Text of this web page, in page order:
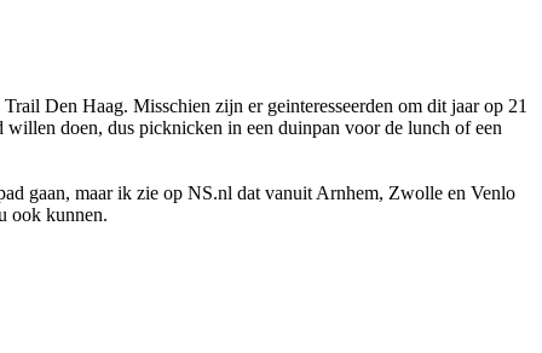
Den Haag. Misschien zijn er geinteresseerden om dit jaar op 21
doen, dus picknicken in een duinpan voor de lunch of een
gaan, maar ik zie op NS.nl dat vanuit Arnhem, Zwolle en Venlo
ook kunnen.